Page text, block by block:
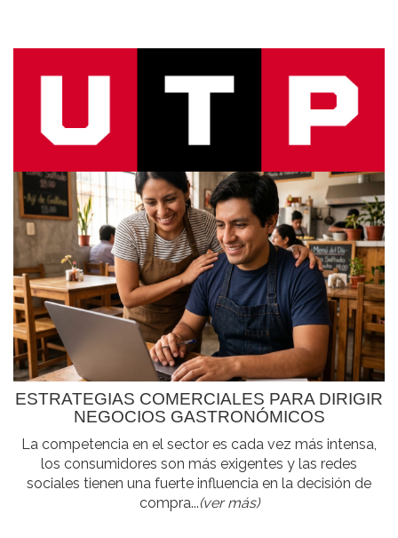
ESTRATEGIAS COMERCIALES PARA DIRIGIR
NEGOCIOS GASTRONÓMICOS
La competencia en el sector es cada vez más intensa,
los consumidores son más exigentes y las redes
sociales tienen una fuerte influencia en la decisión de
compra...(ver más)